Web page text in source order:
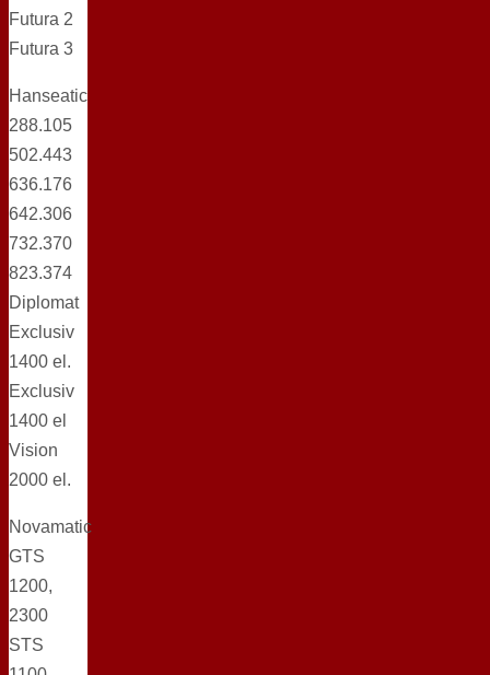
Futura 2
Futura 3
Hanseatic
288.105
502.443
636.176
642.306
732.370
823.374
Diplomat
Exclusiv
1400 el.
Exclusiv
1400 el
Vision
2000 el.
Novamatic
GTS
1200,
2300
STS